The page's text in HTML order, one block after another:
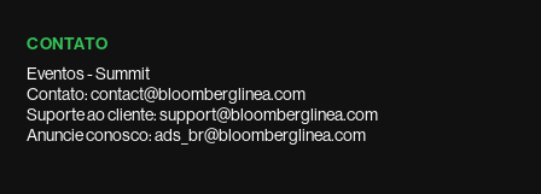
CONTATO
Eventos - Summit
Contato: contact@bloomberglinea.com
Suporte ao cliente: support@bloomberglinea.com
Anuncie conosco: ads_br@bloomberglinea.com